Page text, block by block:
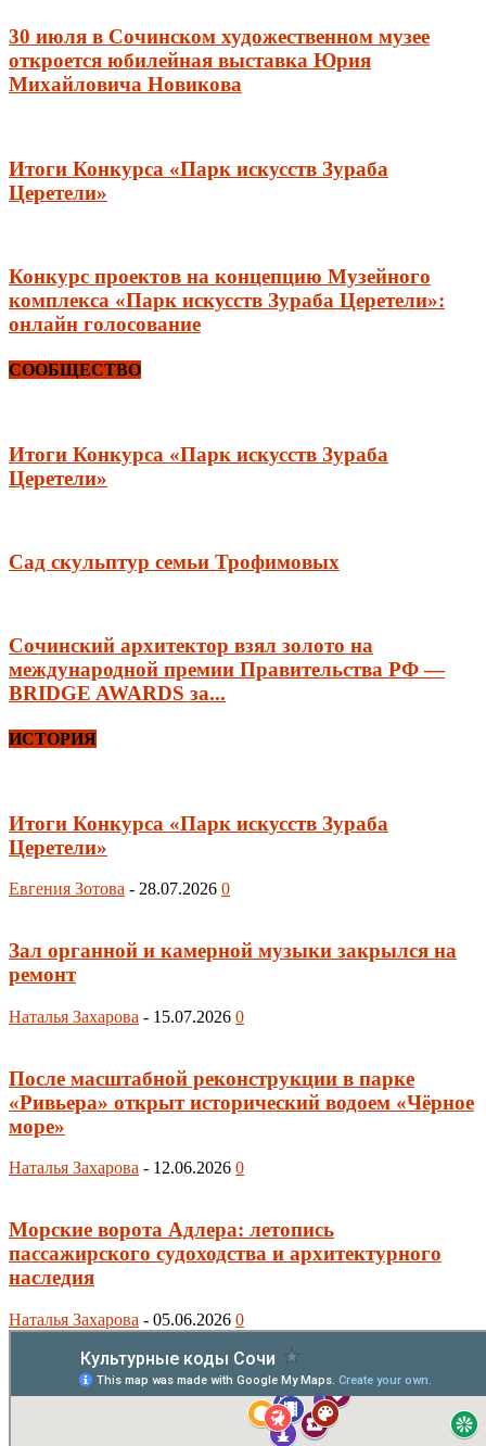
30 июля в Сочинском художественном музее
откроется юбилейная выставка Юрия
Михайловича Новикова
Итоги Конкурса «Парк искусств Зураба
Церетели»
Конкурс проектов на концепцию Музейного
комплекса «Парк искусств Зураба Церетели»:
онлайн голосование
СООБЩЕСТВО
Итоги Конкурса «Парк искусств Зураба
Церетели»
Сад скульптур семьи Трофимовых
Сочинский архитектор взял золото на
международной премии Правительства РФ —
BRIDGE AWARDS за...
ИСТОРИЯ
Итоги Конкурса «Парк искусств Зураба
Церетели»
Евгения Зотова - 28.07.2026 0
Зал органной и камерной музыки закрылся на
ремонт
Наталья Захарова - 15.07.2026 0
После масштабной реконструкции в парке
«Ривьера» открыт исторический водоем «Чёрное
море»
Наталья Захарова - 12.06.2026 0
Морские ворота Адлера: летопись
пассажирского судоходства и архитектурного
наследия
Наталья Захарова - 05.06.2026 0